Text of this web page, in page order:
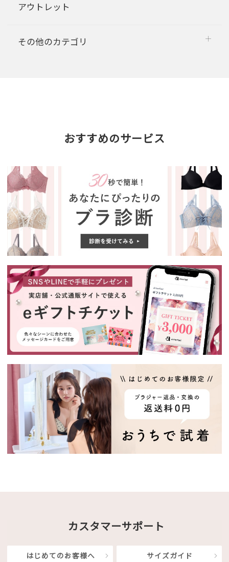
アウトレット
その他のカテゴリ
おすすめのサービス
カスタマーサポート
はじめてのお客様へ サイズガイド